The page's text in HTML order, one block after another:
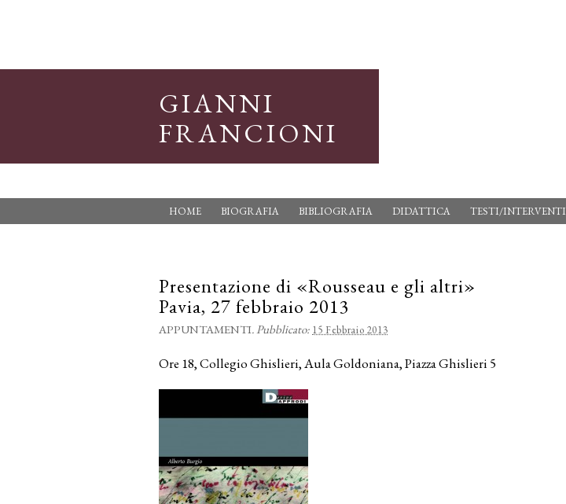
GIANNI
FRANCIONI
HOME BIOGRAFIA BIBLIOGRAFIA DIDATTICA TESTI/INTERVENTI
Presentazione di «Rousseau e gli altri»
Pavia, 27 febbraio 2013
APPUNTAMENTI.Pubblicato: 15 Febbraio 2013
Ore 18, Collegio Ghislieri, Aula Goldoniana, Piazza Ghislieri 5